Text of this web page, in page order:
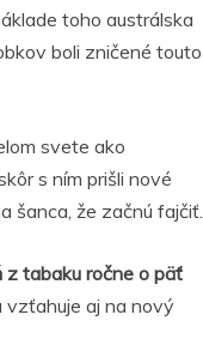
toho austrálska
boli zničené touto
svete ako
s ním prišli nové
šanca, že začnú fajčiť.
z tabaku ročne o päť
vzťahuje aj na nový